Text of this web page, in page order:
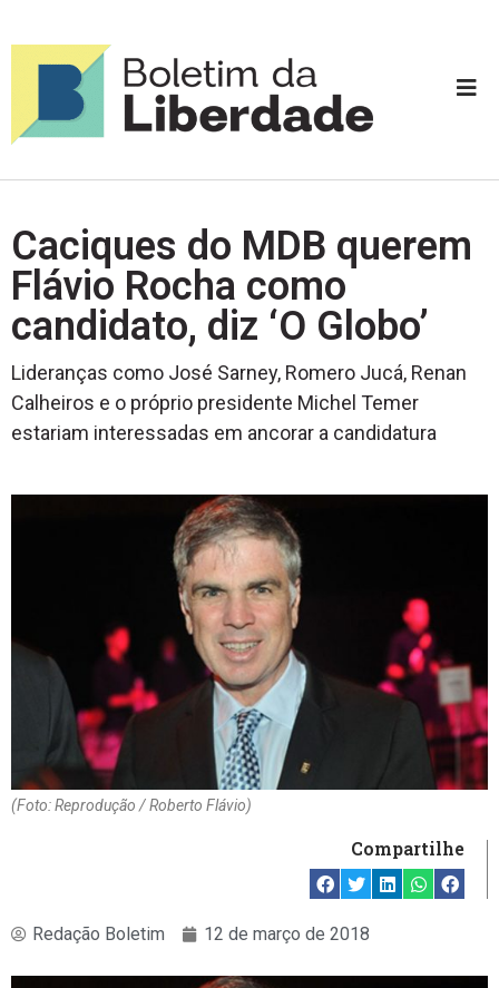
Caciques do MDB querem
Flávio Rocha como
candidato, diz ‘O Globo’
Lideranças como José Sarney, Romero Jucá, Renan
Calheiros e o próprio presidente Michel Temer
estariam interessadas em ancorar a candidatura
(Foto: Reprodução / Roberto Flávio)
Compartilhe
Redação Boletim 12 de março de 2018